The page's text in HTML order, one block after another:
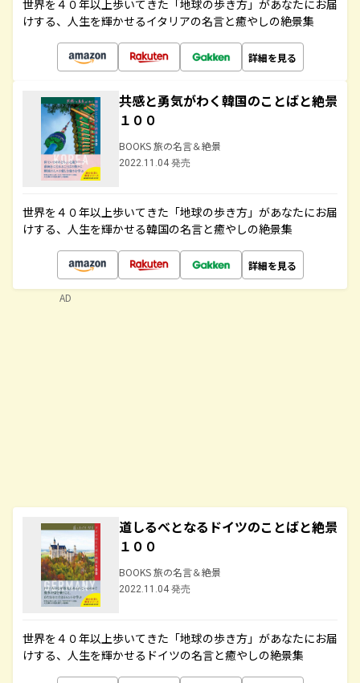
世界を４０年以上歩いてきた「地球の歩き方」があなたにお届
けする、人生を輝かせるイタリアの名言と癒やしの絶景集
詳細を見る
共感と勇気がわく韓国のことばと絶景
１００
BOOKS 旅の名言＆絶景
2022.11.04 発売
世界を４０年以上歩いてきた「地球の歩き方」があなたにお届
けする、人生を輝かせる韓国の名言と癒やしの絶景集
詳細を見る
道しるべとなるドイツのことばと絶景
１００
BOOKS 旅の名言＆絶景
2022.11.04 発売
世界を４０年以上歩いてきた「地球の歩き方」があなたにお届
けする、人生を輝かせるドイツの名言と癒やしの絶景集
AD